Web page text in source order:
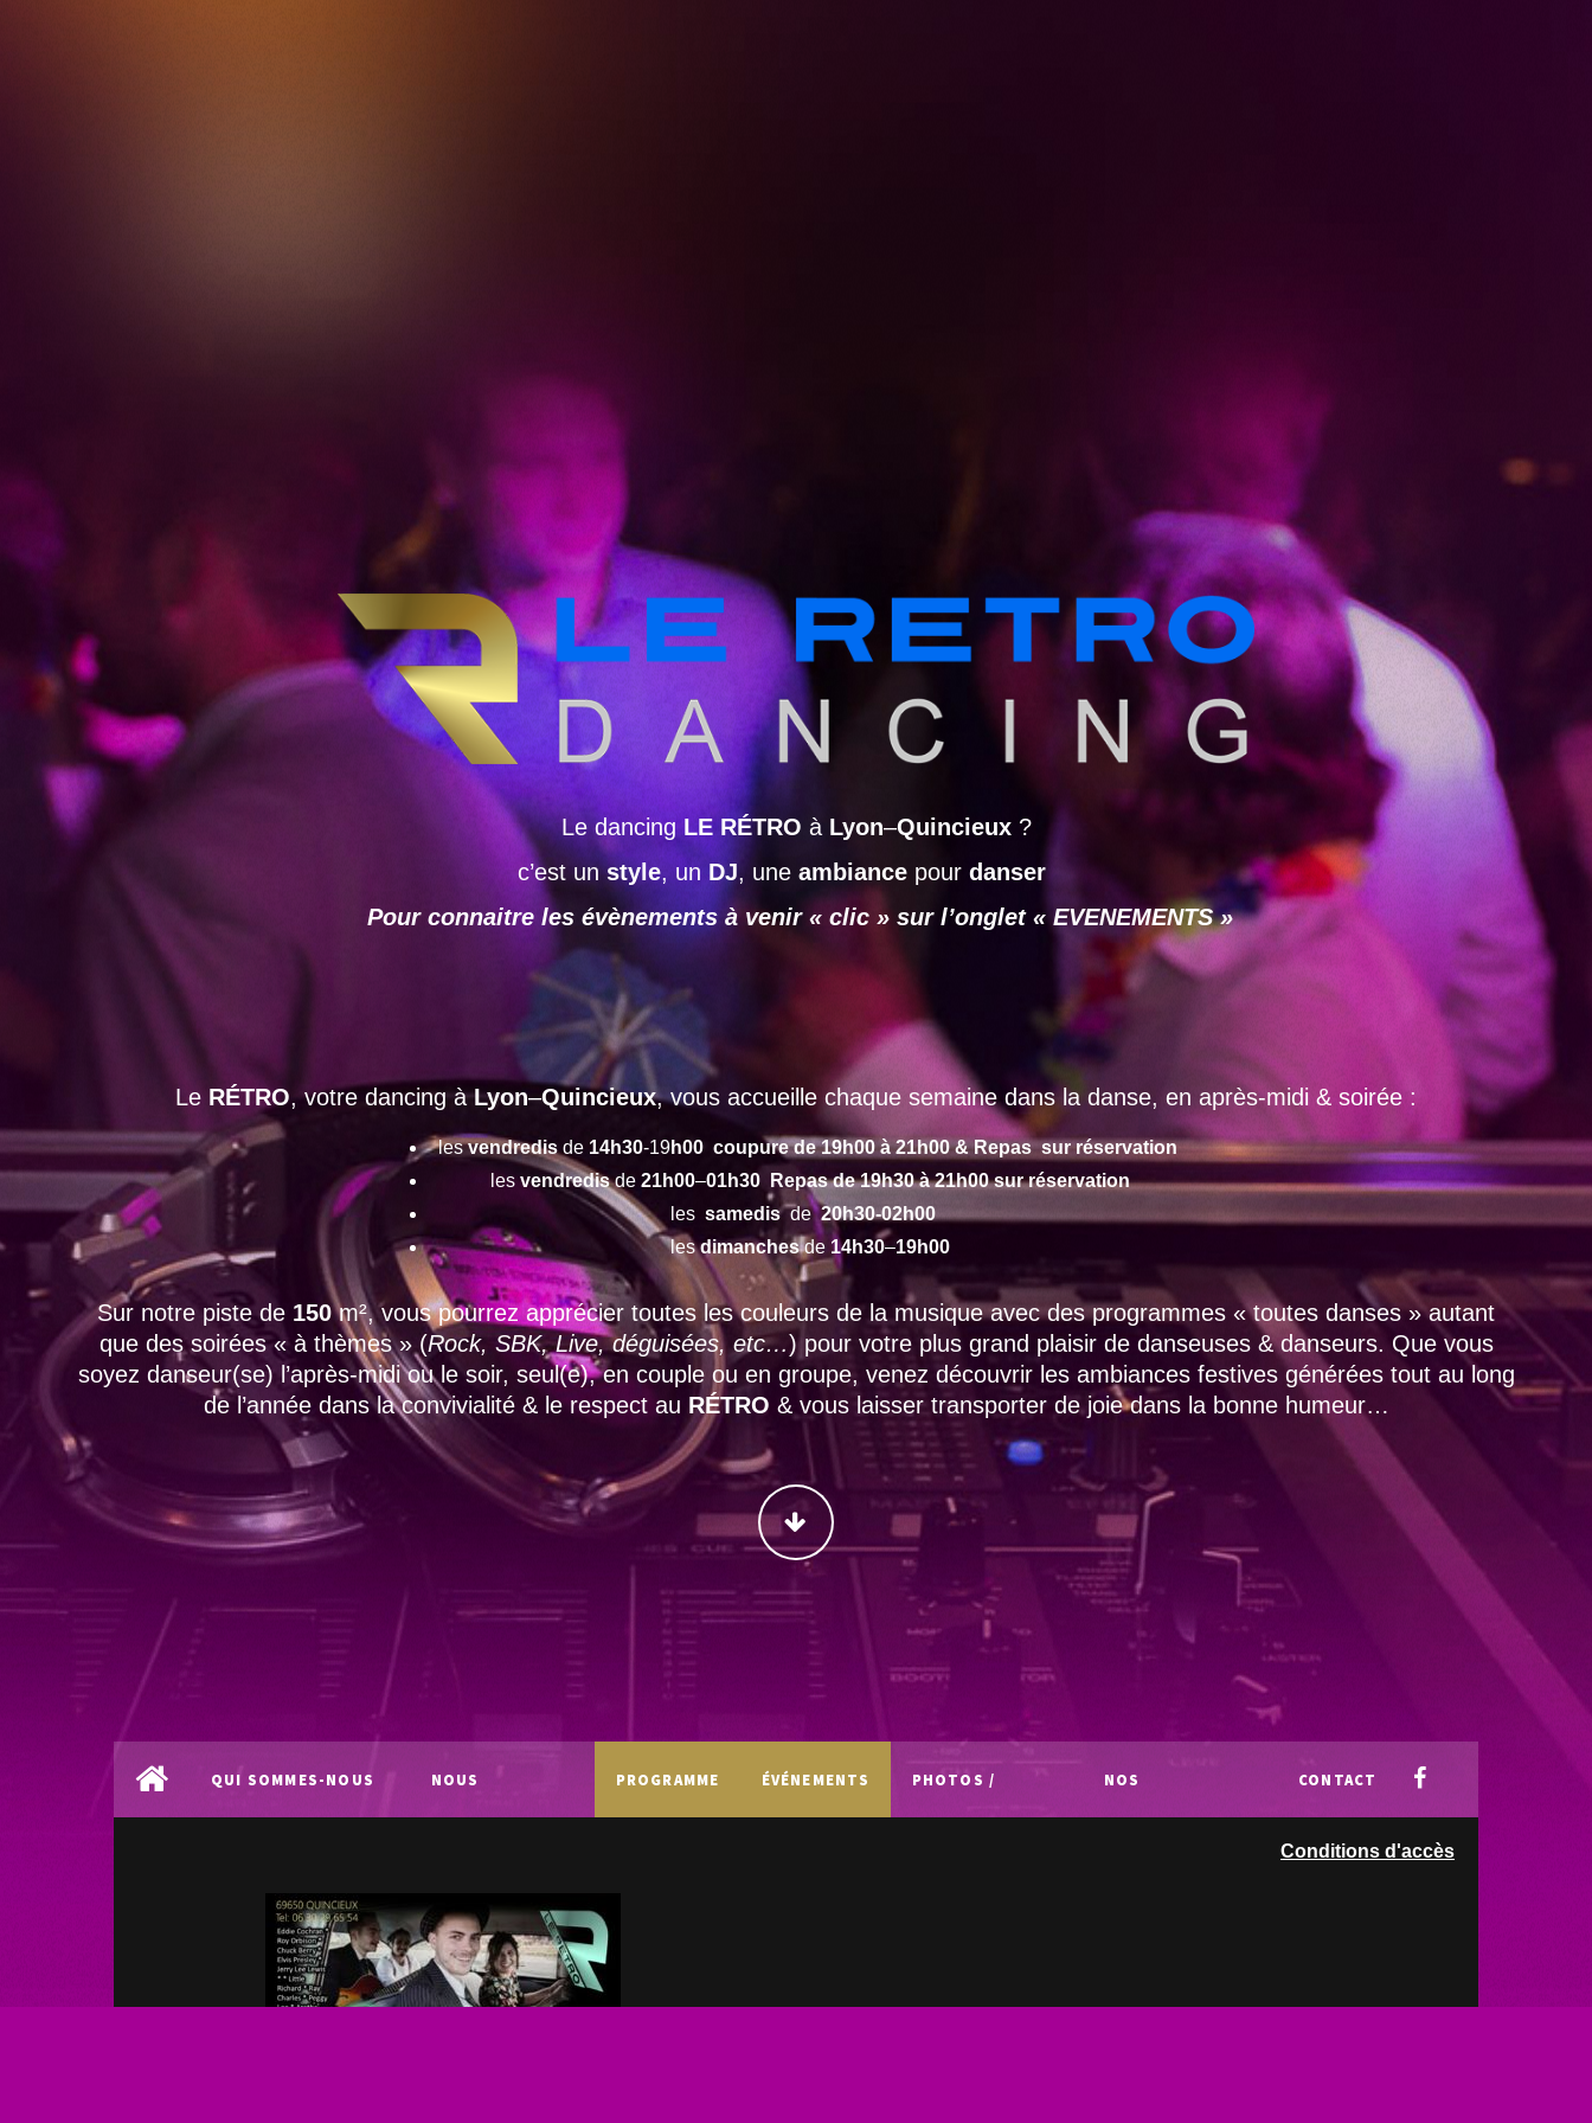
Le dancing LE RÉTRO à Lyon–Quincieux?
c’est unstyle, un DJ, une ambiance pour danser
Pour connaitre les évènements à venir « clic » sur l’onglet « EVENEMENTS »
Le RÉTRO, votre dancing àLyon–Quincieux, vous accueille chaque semaine dans la danse, en après-midi & soirée :
lesvendredis de 14h30-19h00 coupure de 19h00 à 21h00 & Repas sur réservation
les vendredisde 21h00–01h30 Repas de 19h30 à 21h00 sur réservation
les samedisde20h30-02h00
lesdimanchesde 14h30–19h00
Sur notre piste de 150m², vous pourrez apprécier toutes les couleurs de la musique avec des programmes « toutes danses » autant
que des soirées « à thèmes » (Rock, SBK, Live, déguisées, etc…) pour votre plus grand plaisir de danseuses & danseurs. Que vous
soyez danseur(se) l’après-midi ou le soir, seul(e), en couple ou en groupe, venez découvrir les ambiances festives générées tout au long
de l’année dans la convivialité & le respect au RÉTRO & vous laisser transporter de joie dans la bonne humeur…
QUI SOMMES-NOUS NOUS PROGRAMME ÉVÉNEMENTS PHOTOS / NOS CONTACT
Conditions d'accès